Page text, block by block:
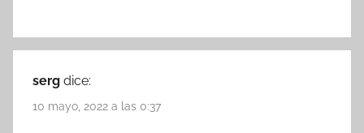
serg dice:
10 mayo, 2022 a las 0:37